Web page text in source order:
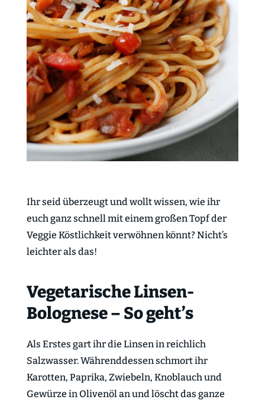
Ihr seid überzeugt und wollt wissen, wie ihr
euch ganz schnell mit einem großen Topf der
Veggie Köstlichkeit verwöhnen könnt? Nicht’s
leichter als das!
Vegetarische Linsen-
Bolognese – So geht’s
Als Erstes gart ihr die Linsen in reichlich
Salzwasser. Währenddessen schmort ihr
Karotten, Paprika, Zwiebeln, Knoblauch und
Gewürze in Olivenöl an und löscht das ganze